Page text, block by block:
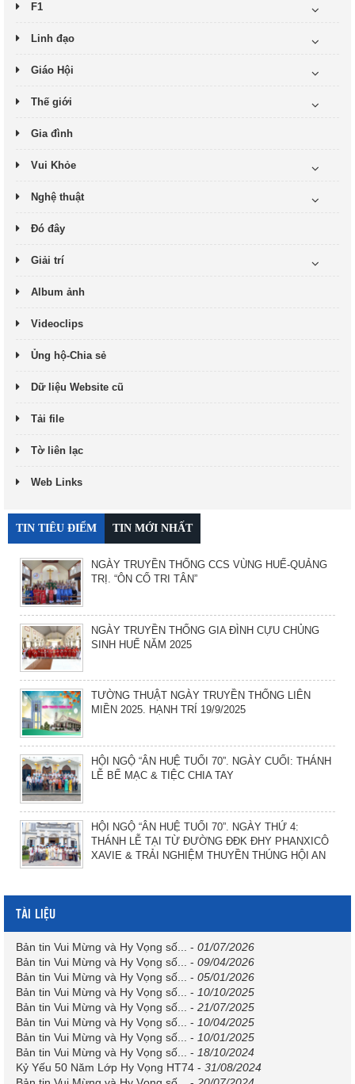
F1
Linh đạo
Giáo Hội
Thế giới
Gia đình
Vui Khỏe
Nghệ thuật
Đó đây
Giải trí
Album ảnh
Videoclips
Ủng hộ-Chia sẻ
Dữ liệu Website cũ
Tải file
Tờ liên lạc
Web Links
TIN TIÊU ĐIỂM TIN MỚI NHẤT
NGÀY TRUYỀN THỐNG CCS VÙNG HUẾ-QUẢNG
TRỊ. “ÔN CỐ TRI TÂN”
NGÀY TRUYỀN THỐNG GIA ĐÌNH CỰU CHỦNG
SINH HUẾ NĂM 2025
TƯỜNG THUẬT NGÀY TRUYỀN THỐNG LIÊN
MIỀN 2025. HẠNH TRÍ 19/9/2025
HỘI NGỘ “ÂN HUỆ TUỔI 70”. NGÀY CUỐI: THÁNH
LỄ BẾ MẠC & TIỆC CHIA TAY
HỘI NGỘ “ÂN HUỆ TUỔI 70”. NGÀY THỨ 4:
THÁNH LỄ TẠI TỪ ĐƯỜNG ĐĐK ĐHY PHANXICÔ
XAVIE & TRẢI NGHIỆM THUYỀN THÚNG HỘI AN
TÀI LIỆU
Bản tin Vui Mừng và Hy Vọng số... - 01/07/2026
Bản tin Vui Mừng và Hy Vọng số... - 09/04/2026
Bản tin Vui Mừng và Hy Vọng số... - 05/01/2026
Bản tin Vui Mừng và Hy Vọng số... - 10/10/2025
Bản tin Vui Mừng và Hy Vọng số... - 21/07/2025
Bản tin Vui Mừng và Hy Vọng số... - 10/04/2025
Bản tin Vui Mừng và Hy Vọng số... - 10/01/2025
Bản tin Vui Mừng và Hy Vọng số... - 18/10/2024
Kỷ Yếu 50 Năm Lớp Hy Vọng HT74 - 31/08/2024